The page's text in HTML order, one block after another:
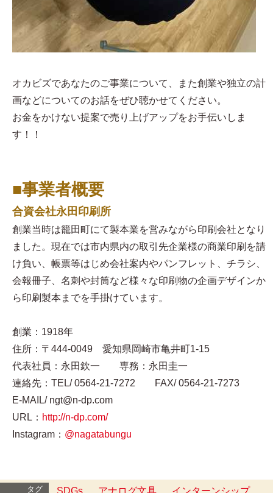
オカビズであなたのご事業について、また創業や独立の計
画などについてのお話をぜひ聴かせてください。
お金をかけない提案で売り上げアップをお手伝いしま
す！！
■事業者概要
合資会社永田印刷所
創業当時は籠田町にて製本業を営みながら印刷会社となり
ました。現在では市内県内の取引先企業様の商業印刷を請
け負い、帳票等はじめ会社案内やパンフレット、チラシ、
会報冊子、名刺や封筒など様々な印刷物の企画デザインか
ら印刷製本までを手掛けています。
創業：1918年
住所：〒444-0049 愛知県岡崎市亀井町1-15
代表社員：永田欽一 専務：永田圭一
連絡先：TEL/ 0564-21-7272 FAX/ 0564-21-7273
E-MAIL/ ngt@n-dp.com
URL： http://n-dp.com/
Instagram： @nagatabungu
タグ SDGs アナログ文具
インターンシップ